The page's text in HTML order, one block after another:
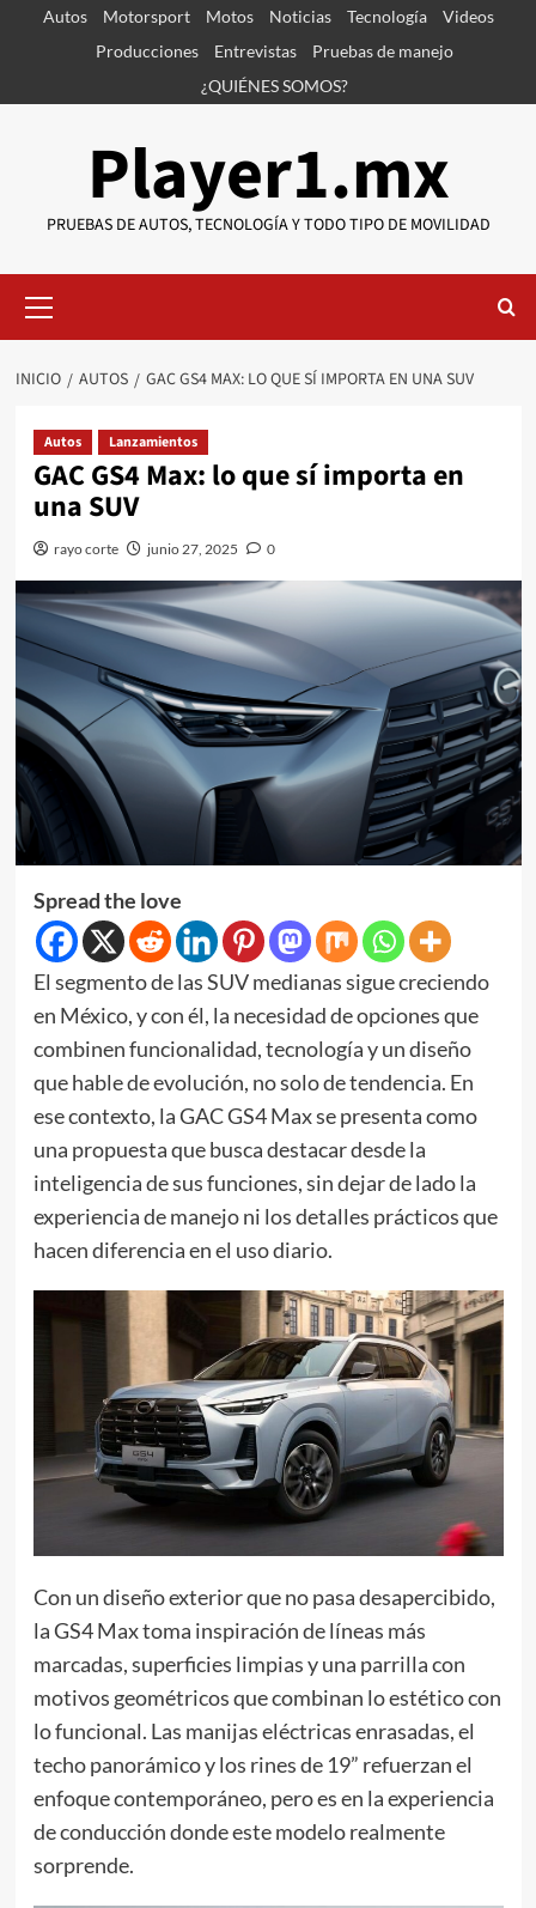
SaltarAutos Motorsport Motos Noticias Tecnología
Videos
Producciones
Entrevistas
Pruebas de manejo
¿QUIÉNES SOMOS?
Player1.mx
PRUEBAS DE AUTOS, TECNOLOGÍA Y TODO TIPO DE MOVILIDAD
primario
INICIO AUTOS GAC GS4 MAX: LO QUE SÍ IMPORTA EN UNA SUV
Autos Lanzamientos
GAC GS4 Max: lo que sí importa en
una SUV
rayo corte junio 27, 2025 0
Spread the love
El segmento de las SUV medianas sigue creciendo
en México, y con él, la necesidad de opciones que
combinen funcionalidad, tecnología y un diseño
que hable de evolución, no solo de tendencia. En
ese contexto, la GAC GS4 Max se presenta como
una propuesta que busca destacar desde la
inteligencia de sus funciones, sin dejar de lado la
experiencia de manejo ni los detalles prácticos que
hacen diferencia en el uso diario.
Con un diseño exterior que no pasa desapercibido,
la GS4 Max toma inspiración de líneas más
marcadas, superficies limpias y una parrilla con
motivos geométricos que combinan lo estético con
lo funcional. Las manijas eléctricas enrasadas, el
techo panorámico y los rines de 19” refuerzan el
enfoque contemporáneo, pero es en la experiencia
de conducción donde este modelo realmente
sorprende.